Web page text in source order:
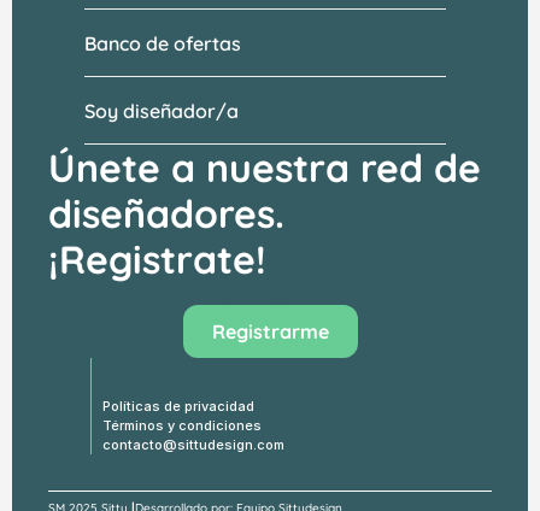
Banco de ofertas
Soy diseñador/a
Únete a nuestra red de
diseñadores.
¡Registrate!
Registrarme
Políticas de privacidad
Términos y condiciones
contacto@sittudesign.com